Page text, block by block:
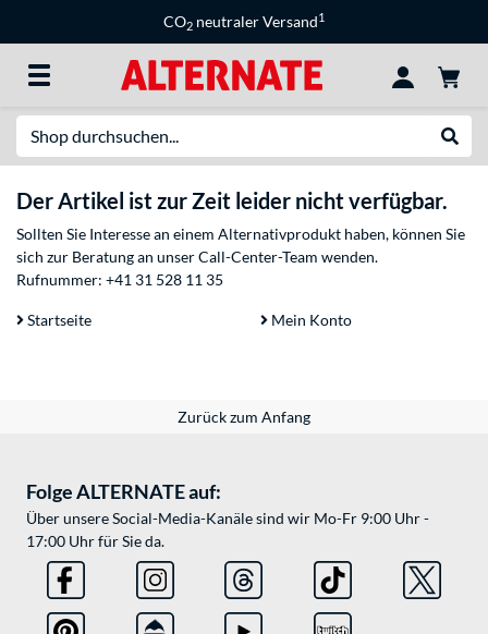
CO2 neutraler Versand1
Der Artikel ist zur Zeit leider nicht verfügbar.
Sollten Sie Interesse an einem Alternativprodukt haben, können Sie
sich zur Beratung an unser Call-Center-Team wenden.
Rufnummer: +41 31 528 11 35
Startseite Mein Konto
Zurück zum Anfang
Folge ALTERNATE auf:
Über unsere Social-Media-Kanäle sind wir Mo-Fr 9:00 Uhr -
17:00 Uhr für Sie da.